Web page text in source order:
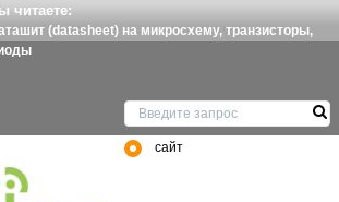
читаете:
(datasheet) на микросхему, транзисторы,
сайт